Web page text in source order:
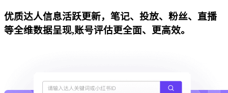
优质达人信息活跃更新，笔记、投放、粉丝、直播
等全维数据呈现,账号评估更全面、更高效。